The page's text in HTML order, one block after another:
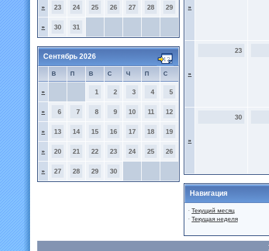
» 23 24 25 26 27 28 29
» 30 31
Сентябрь 2026
В П В С Ч П С
» 1 2 3 4 5
» 6 7 8 9 10 11 12
» 13 14 15 16 17 18 19
» 20 21 22 23 24 25 26
» 27 28 29 30
»
»
23
»
30
Навигация
· Текущий месяц
· Текущая неделя